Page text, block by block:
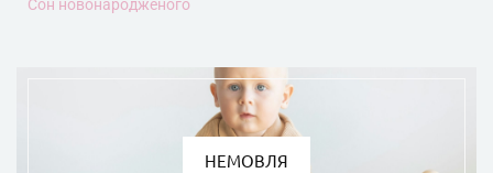
Сон новонародженого
НЕМОВЛЯ